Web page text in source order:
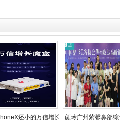
还小的万信增长魔颜玲广州紫馨鼻部综